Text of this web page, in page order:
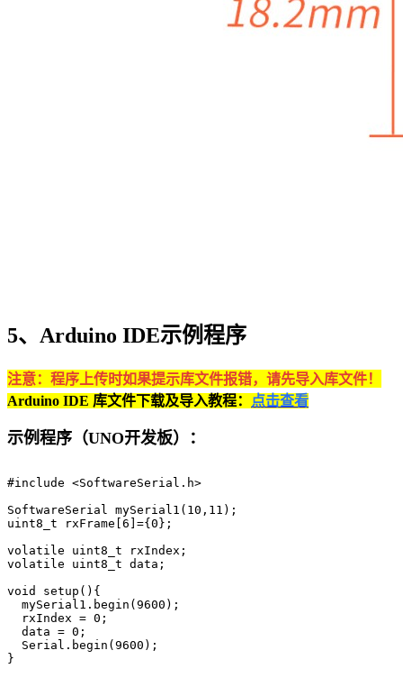
5、Arduino IDE示例程序
注意：程序上传时如果提示库文件报错，请先导入库文件！
Arduino IDE 库文件下载及导入教程： 点击查看
示例程序（UNO开发板）：
#include <SoftwareSerial.h>
SoftwareSerial mySerial1(10,11);
uint8_t rxFrame[6]={0};
volatile uint8_t rxIndex;
volatile uint8_t data;
void setup(){
  mySerial1.begin(9600);
  rxIndex = 0;
  data = 0;
  Serial.begin(9600);
}